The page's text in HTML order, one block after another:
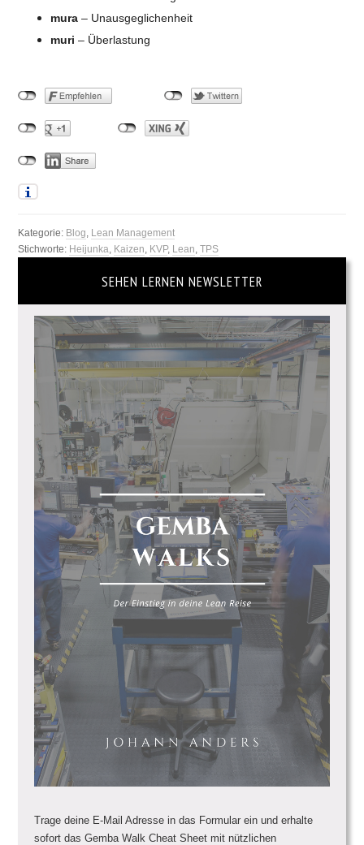
mura – Unausgeglichenheit
muri – Überlastung
Kategorie: Blog, Lean Management
Stichworte: Heijunka, Kaizen, KVP, Lean,TPS
SEHEN LERNEN NEWSLETTER
Trage deine E-Mail Adresse in das Formular ein und erhalte
sofort das Gemba Walk Cheat Sheet mit nützlichen